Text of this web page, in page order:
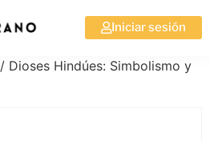
Iniciar sesión
/ Dioses Hindúes: Simbolismo y